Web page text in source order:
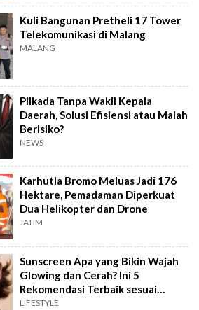
Kuli Bangunan Pretheli 17 Tower
Telekomunikasi di Malang
MALANG
Pilkada Tanpa Wakil Kepala
Daerah, Solusi Efisiensi atau Malah
Berisiko?
NEWS
Karhutla Bromo Meluas Jadi 176
Hektare, Pemadaman Diperkuat
Dua Helikopter dan Drone
JATIM
Sunscreen Apa yang Bikin Wajah
Glowing dan Cerah? Ini 5
Rekomendasi Terbaik sesuai
Review
LIFESTYLE